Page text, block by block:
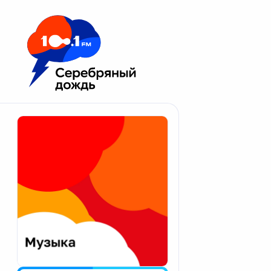
Москва 100.1 FM
Апатиты
Екатеринбург
Калининград
Калуга